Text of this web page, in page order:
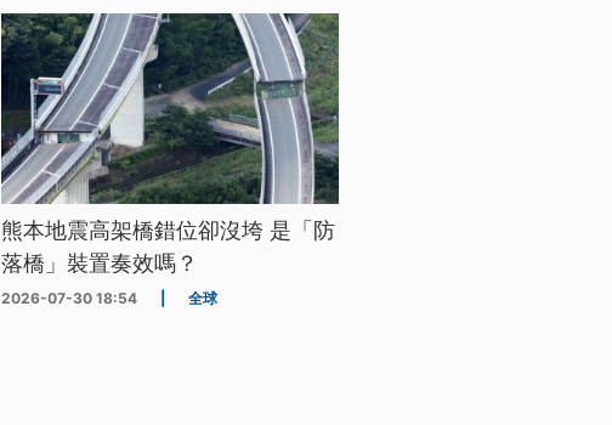
熊本地震高架橋錯位卻沒垮 是「防
落橋」裝置奏效嗎？
2026-07-30 18:54 全球